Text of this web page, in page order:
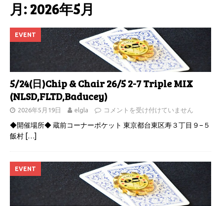
月:2026年5月
EVENT
5/24(日)Chip & Chair 26/5 2-7 Triple MIX
(NLSD,FLTD,Baducey)
2026年5月19日 elgla コメントを受け付けていません
◆開催場所◆ 蔵前コーナーポケット 東京都台東区寿３丁目９−５
飯村 […]
EVENT